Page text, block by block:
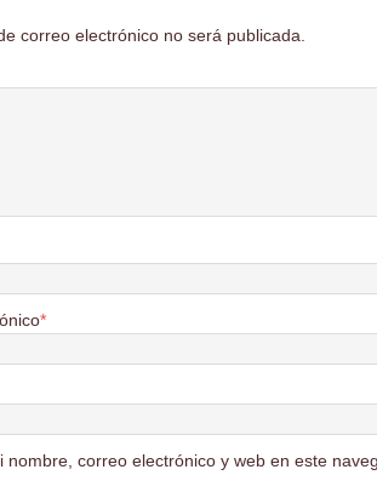
correo electrónico no será publicada.
*
nombre, correo electrónico y web en este